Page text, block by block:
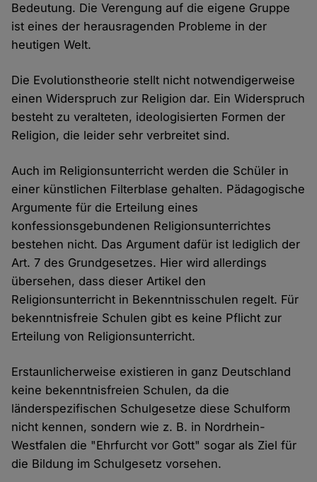
Bedeutung. Die Verengung auf die eigene Gruppe
ist eines der herausragenden Probleme in der
heutigen Welt.
Die Evolutionstheorie stellt nicht notwendigerweise
einen Widerspruch zur Religion dar. Ein Widerspruch
besteht zu veralteten, ideologisierten Formen der
Religion, die leider sehr verbreitet sind.
Auch im Religionsunterricht werden die Schüler in
einer künstlichen Filterblase gehalten. Pädagogische
Argumente für die Erteilung eines
konfessionsgebundenen Religionsunterrichtes
bestehen nicht. Das Argument dafür ist lediglich der
Art. 7 des Grundgesetzes. Hier wird allerdings
übersehen, dass dieser Artikel den
Religionsunterricht in Bekenntnisschulen regelt. Für
bekenntnisfreie Schulen gibt es keine Pflicht zur
Erteilung von Religionsunterricht.
Erstaunlicherweise existieren in ganz Deutschland
keine bekenntnisfreien Schulen, da die
länderspezifischen Schulgesetze diese Schulform
nicht kennen, sondern wie z. B. in Nordrhein-
Westfalen die "Ehrfurcht vor Gott" sogar als Ziel für
die Bildung im Schulgesetz vorsehen.